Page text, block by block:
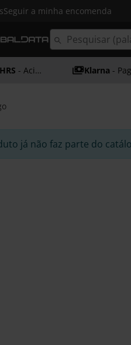
Seguir a minha encomenda
- Acima dos 50€ Klarna -
já não faz parte do